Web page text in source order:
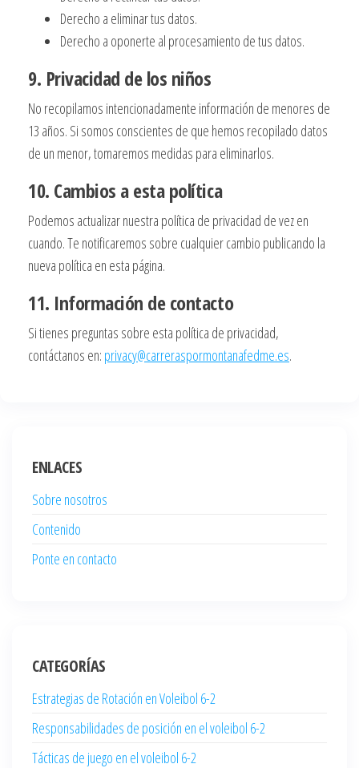
Derecho a eliminar tus datos.
Derecho a oponerte al procesamiento de tus datos.
9. Privacidad de los niños
No recopilamos intencionadamente información de menores de
13 años. Si somos conscientes de que hemos recopilado datos
de un menor, tomaremos medidas para eliminarlos.
10. Cambios a esta política
Podemos actualizar nuestra política de privacidad de vez en
cuando. Te notificaremos sobre cualquier cambio publicando la
nueva política en esta página.
11. Información de contacto
Si tienes preguntas sobre esta política de privacidad,
contáctanos en: privacy@carreraspormontanafedme.es.
ENLACES
Sobre nosotros
Contenido
Ponte en contacto
CATEGORÍAS
Estrategias de Rotación en Voleibol 6-2
Responsabilidades de posición en el voleibol 6-2
Tácticas de juego en el voleibol 6-2